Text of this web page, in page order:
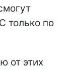
только по
от этих